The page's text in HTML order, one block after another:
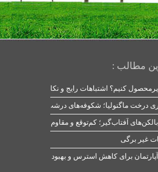
مطالب :
کنیم؟ اشتباهات رایج و نکات طلایی
درخت ماگنولیا؛ شکوفه‌های درشت در بهار
غیر برگی